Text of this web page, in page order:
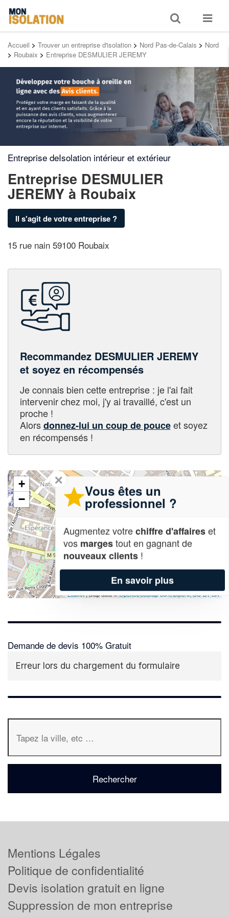
Toggle
search
Toggle
Accueil > Trouver un entreprise d'isolation > Nord Pas-de-Calais > Nord
> Roubaix > Entreprise DESMULIER JEREMY
Entreprise deIsolation intérieur et extérieur
Entreprise DESMULIER
JEREMY à Roubaix
Il s'agit de votre entreprise ?
15 rue nain 59100 Roubaix
Recommandez DESMULIER JEREMY
et soyez en récompensés
Je connais bien cette entreprise : je l'ai fait
intervenir chez moi, j'y ai travaillé, c'est un
proche !
Alorsdonnez-lui un coup de pouceet soyez
en récompensés !
+
−
Leaflet| Map data ©OpenStreetMap contributors,CC-BY-SA
Demande de devis 100% Gratuit
Erreur lors du chargement du formulaire
✕
Vous êtes un
professionnel ?
Augmentez votrechiffre d'affaireset
vos margestout en gagnant de
nouveaux clients !
En savoir plus
Mentions Légales
Politique de confidentialité
Devis isolation gratuit en ligne
Suppression de mon entreprise